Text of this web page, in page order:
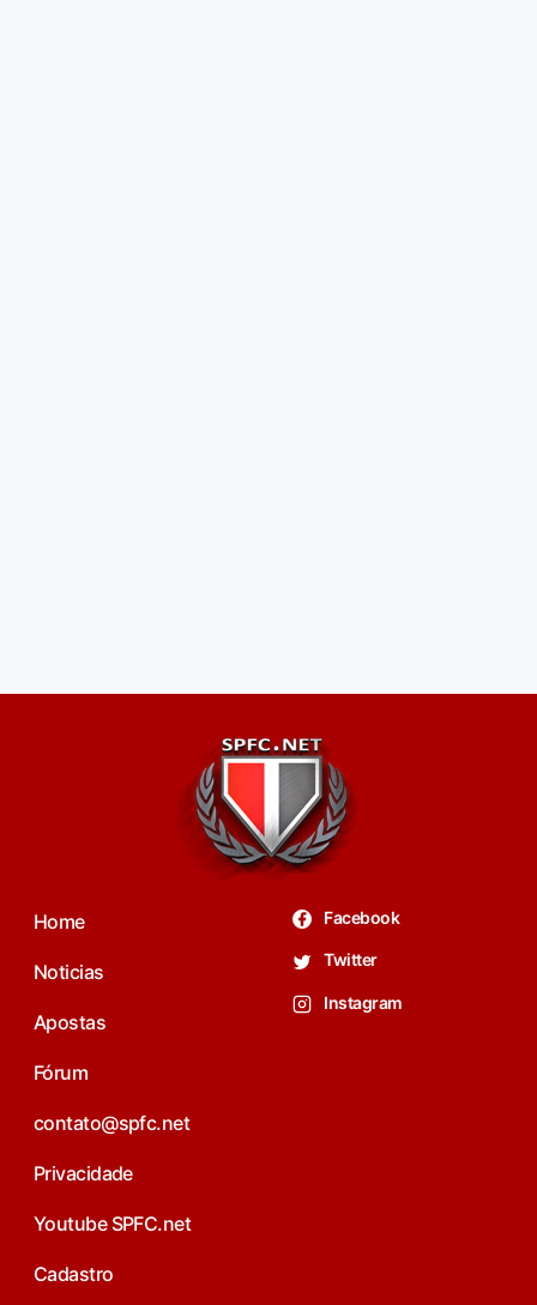
Home
Noticias
Apostas
Fórum
contato@spfc.net
Privacidade
Youtube SPFC.net
Cadastro
Facebook
Twitter
Instagram